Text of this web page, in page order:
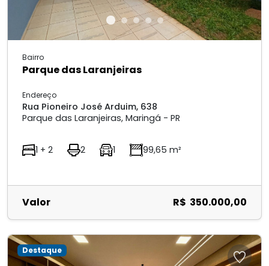
Bairro
Parque das Laranjeiras
Endereço
Rua Pioneiro José Arduim, 638
Parque das Laranjeiras, Maringá - PR
1 + 2 2 1 99,65 m²
Valor R$ 350.000,00
Destaque